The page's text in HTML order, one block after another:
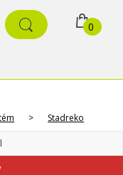
0
> Stadreko